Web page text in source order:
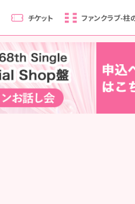
チケット ファンクラブ-柱